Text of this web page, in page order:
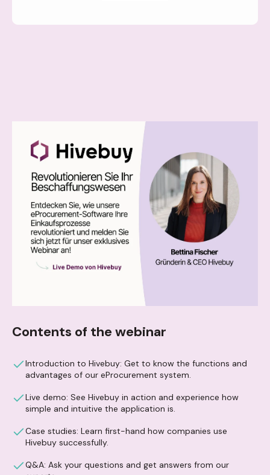
Contents of the webinar
Introduction to Hivebuy: Get to know the functions and
advantages of our eProcurement system.
Live demo: See Hivebuy in action and experience how
simple and intuitive the application is.
Case studies: Learn first-hand how companies use
Hivebuy successfully.
Q&A: Ask your questions and get answers from our